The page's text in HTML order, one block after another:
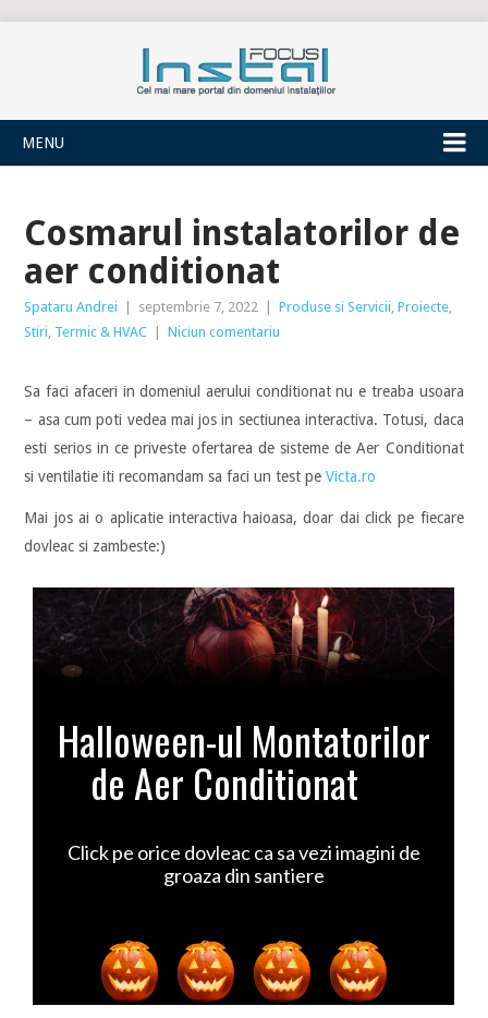
INSTALFOCUS
MENU
Cosmarul instalatorilor de
aer conditionat
Spataru Andrei septembrie 7, 2022 Produse si Servicii,Proiecte,
Stiri, Termic & HVAC Niciun comentariu
Sa faci afaceri in domeniul aerului conditionat nu e treaba usoara
– asa cum poti vedea mai jos in sectiunea interactiva. Totusi, daca
esti serios in ce priveste ofertarea de sisteme de Aer Conditionat
si ventilatie iti recomandam sa faci un test peVicta.ro
Mai jos ai o aplicatie interactiva haioasa, doar dai click pe fiecare
dovleac si zambeste:)